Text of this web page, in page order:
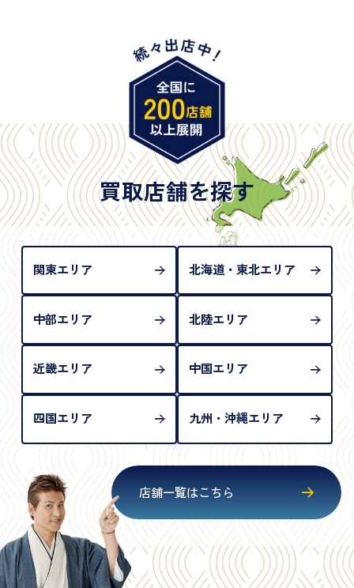
・旧パスポート
※原則として「公的機関が発行し、氏名、住所、生
年月日が記載されているもの
※日本国政府発行のもの
※2020年2月4日以降に申請された新型パスポートに
は「所持人記入欄（住所記載欄）」が存在しないた
め、単体では古物営業法上の本人確認書類として認
められない（住所確認ができないため）。補助書類
が必要となります
買取店舗を探す
関東エリア 北海道・東北エリア
中部エリア 北陸エリア
近畿エリア 中国エリア
四国エリア 九州・沖縄エリア
店舗一覧はこちら